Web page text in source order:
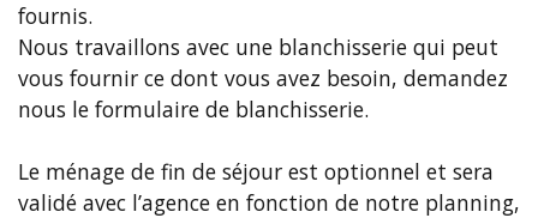
fournis.
Nous travaillons avec une blanchisserie qui peut
vous fournir ce dont vous avez besoin, demandez
nous le formulaire de blanchisserie.
Le ménage de fin de séjour est optionnel et sera
validé avec l’agence en fonction de notre planning,